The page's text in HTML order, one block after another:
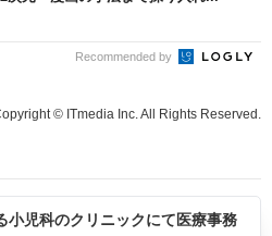
Recommended by
© ITmedia Inc. All Rights Reserved.
小児科のクリニックにて医療事務